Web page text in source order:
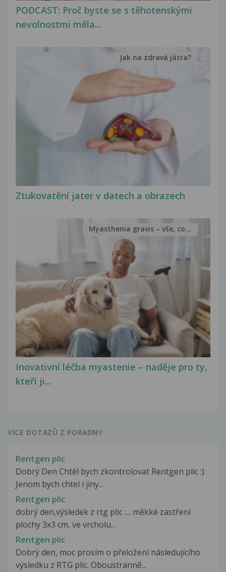
PODCAST: Proč byste se s těhotenskými
nevolnostmi měla...
Ztukovatění jater v datech a obrazech
Jak na zdravá játra?
Inovativní léčba myastenie – naděje pro ty,
kteří ji...
Myasthenia gravis – vše, co...
VÍCE DOTAZŮ Z PORADNY
Rentgen plic
Dobrý Den Chtěl bych zkontrolovat Rentgen plic :)
Jenom bych chtel i jiny...
Rentgen plic
dobrý den,výsledek z rtg plic :... měkké zastření
plochy 3x3 cm, ve vrcholu...
Rentgen plic
Dobrý den, moc prosím o přeložení následujícího
výsledku z RTG plic. Oboustranně...